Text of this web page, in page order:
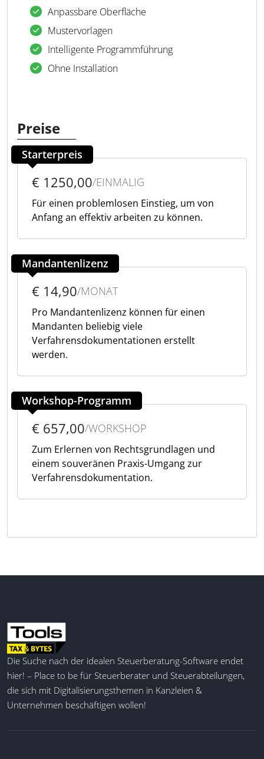
Anpassbare Oberfläche
Mustervorlagen
Intelligente Programmführung
Ohne Installation
Preise
Starterpreis
€ 1250,00/EINMALIG
Für einen problemlosen Einstieg, um von
Anfang an effektiv arbeiten zu können.
Mandantenlizenz
€ 14,90/MONAT
Pro Mandantenlizenz können für einen
Mandanten beliebig viele
Verfahrensdokumentationen erstellt
werden.
Workshop-Programm
€ 657,00/WORKSHOP
Zum Erlernen von Rechtsgrundlagen und
einem souveränen Praxis-Umgang zur
Verfahrensdokumentation.
Die Suche nach der idealen Steuerberatung-Software endet
hier! – Place to be für Steuerberater und Steuerabteilungen,
die sich mit Digitalisierungsthemen in Kanzleien &
Unternehmen beschäftigen wollen!